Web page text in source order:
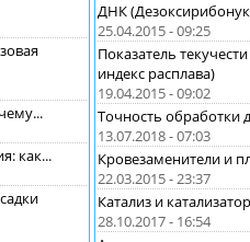
как...
ДНК
25.04.2015 - 09:25
Показатель
индекс расплава)
19.04.2015 - 09:02
Точность обработки
13.07.2018 - 07:03
Кровезаменители и
22.03.2015 - 23:37
Катализ и
28.10.2017 - 16:54